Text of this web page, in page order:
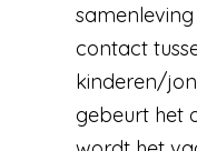
contact
kinderen/
gebeurt het